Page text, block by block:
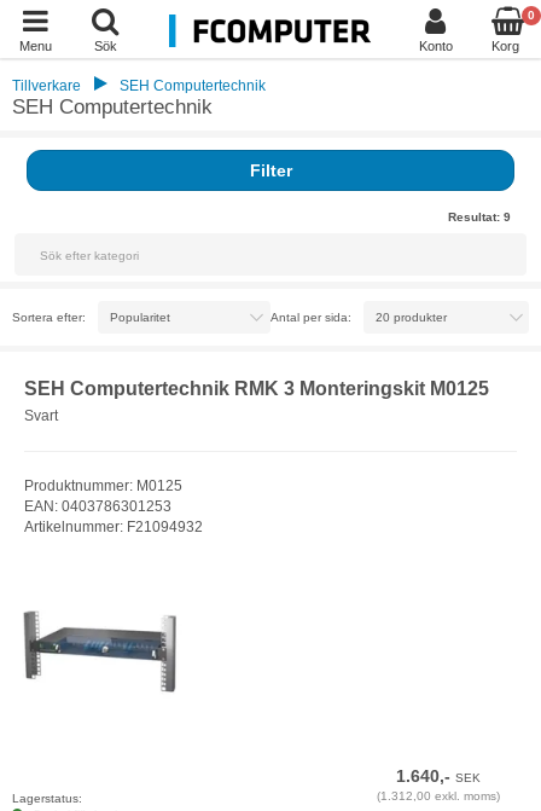
Menu Sök Konto
0
Korg
Tillverkare SEH Computertechnik
SEH Computertechnik
Filter
Resultat: 9
Sortera efter: Antal per sida:
SEH Computertechnik RMK 3 Monteringskit M0125
Svart
Produktnummer: M0125
EAN: 0403786301253
Artikelnummer: F21094932
Lagerstatus:
1.640,-SEK
(1.312,00 exkl. moms)